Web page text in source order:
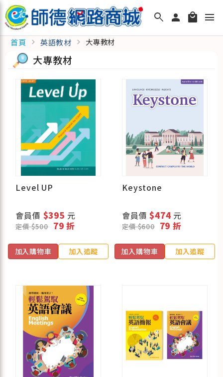
search person local_mall menu
首頁 chevron_right 英語教材 chevron_right 大專教材
大專教材
Level UP
會員價 $395 元
定價 $500 79 折
加入購物車 加入追蹤
Keystone
會員價$474 元
定價 $600 79 折
加入購物車 加入追蹤